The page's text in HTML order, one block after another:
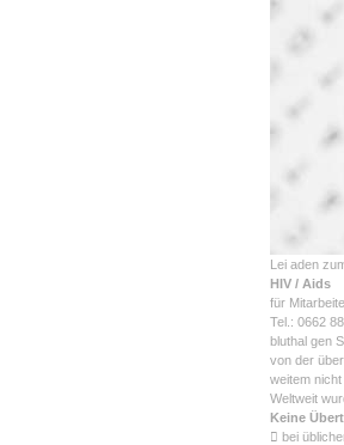
Lei aden
HIV / Aids
für
Tel.: 0662
bluthal gen
von der
weitem
Weltweit
Keine
 bei